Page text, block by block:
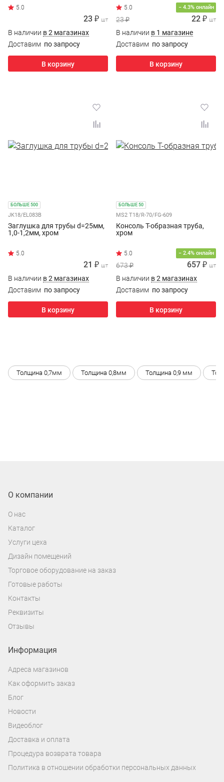
5.0
23 ₽ шт
В наличии в 2 магазинах
Доставим по запросу
В корзину
− 4.3% онлайн
23 ₽ 22 ₽ шт
В наличии в 1 магазине
Доставим по запросу
В корзину
БОЛЬШЕ 500
JK18/EL083B
Заглушка для трубы d=25мм,
1,0-1,2мм, хром
21 ₽ шт
В наличии в 2 магазинах
Доставим по запросу
В корзину
БОЛЬШЕ 50
MS2 T18/R-70/FG-609
Консоль Т-образная труба,
хром
− 2.4% онлайн
673 ₽ 657 ₽ шт
В наличии в 2 магазинах
Доставим по запросу
В корзину
Толщина 0,7мм Толщина 0,8мм Толщина 0,9 мм
О компании
О нас
Каталог
Услуги цеха
Дизайн помещений
Торговое оборудование на заказ
Готовые работы
Контакты
Реквизиты
Отзывы
Информация
Адреса магазинов
Как оформить заказ
Блог
Новости
Видеоблог
Доставка и оплата
Процедура возврата товара
Политика в отношении обработки персональных данных